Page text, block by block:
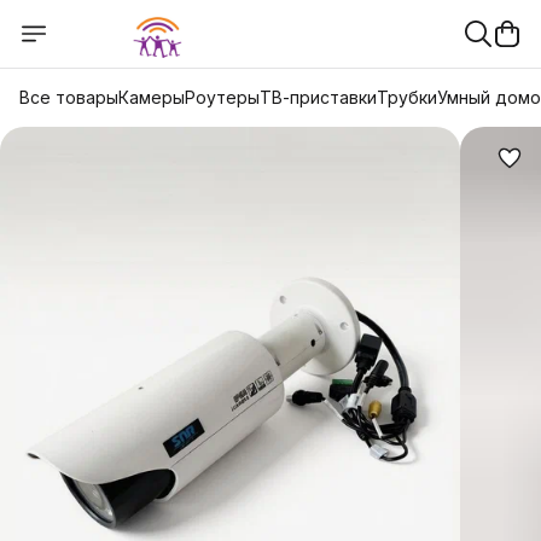
Все товарыКамерыРоутерыТВ-приставкиТрубкиУмный